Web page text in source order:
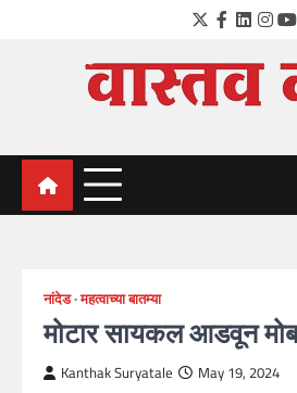
Twitter
Facebook
LinkedIn
a leading NEWS portal of
नांदेड महत्वाच्या बातम्या
मोटार सायकल आडवून
Kanthak Suryatale May 19, 2024